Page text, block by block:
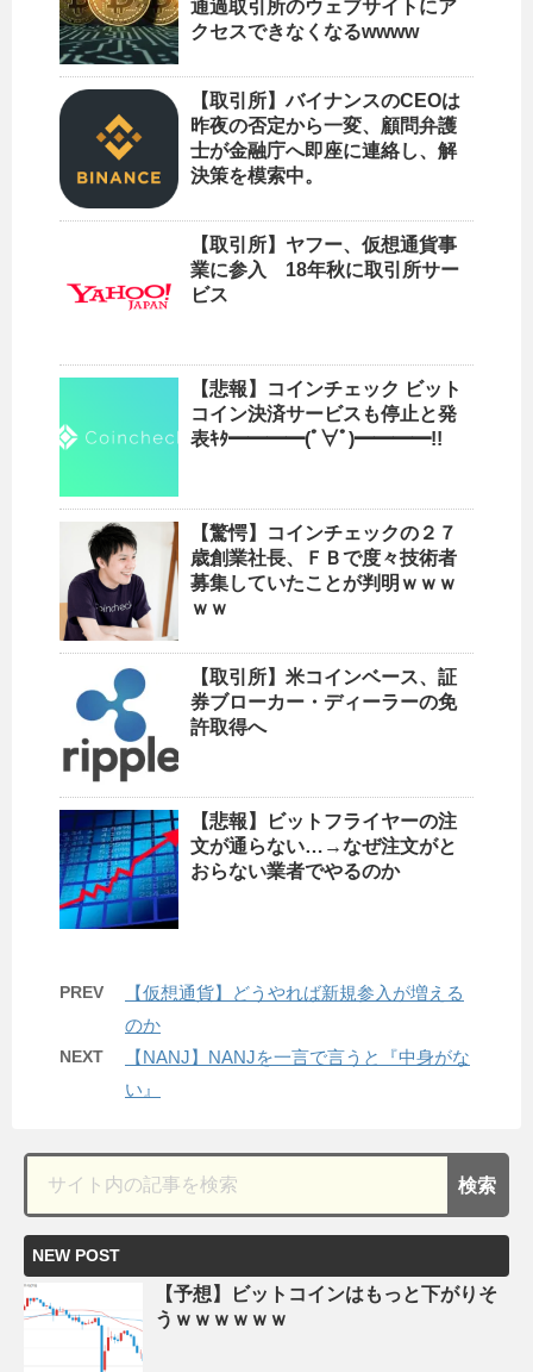
通過取引所のウェブサイトにア
クセスできなくなるwwww
【取引所】バイナンスのCEOは
昨夜の否定から一変、顧問弁護
士が金融庁へ即座に連絡し、解
決策を模索中。
【取引所】ヤフー、仮想通貨事
業に参入 18年秋に取引所サー
ビス
【悲報】コインチェック ビット
コイン決済サービスも停止と発
表ｷﾀ━━━━(ﾟ∀ﾟ)━━━━!!
【驚愕】コインチェックの２７
歳創業社長、ＦＢで度々技術者
募集していたことが判明ｗｗｗ
ｗｗ
【取引所】米コインベース、証
券ブローカー・ディーラーの免
許取得へ
【悲報】ビットフライヤーの注
文が通らない…→なぜ注文がと
おらない業者でやるのか
PREV
【仮想通貨】どうやれば新規参入が増える
のか
NEXT
【NANJ】NANJを一言で言うと『中身がな
い』
NEW POST
【予想】ビットコインはもっと下がりそ
うｗｗｗｗｗｗ